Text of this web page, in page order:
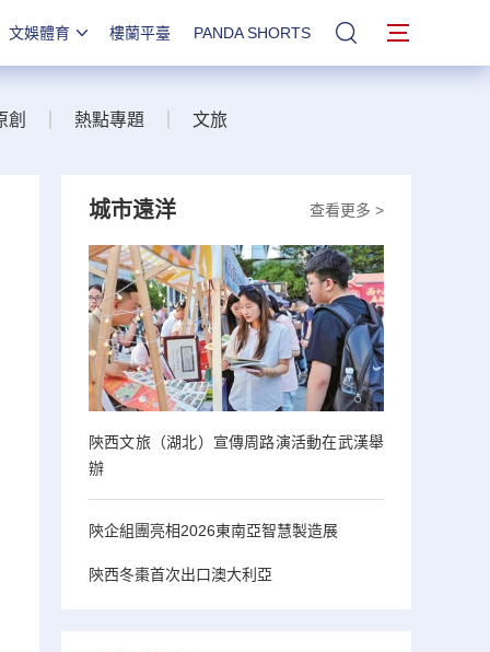
文娛體育 樓蘭平臺 PANDA SHORTS 站內搜索
創 熱點專題 文旅
查看更多 >
城市遠洋
陝西文旅（湖北）宣傳周路演活動在武漢舉
辦
陝企組團亮相2026東南亞智慧製造展
陝西冬棗首次出口澳大利亞